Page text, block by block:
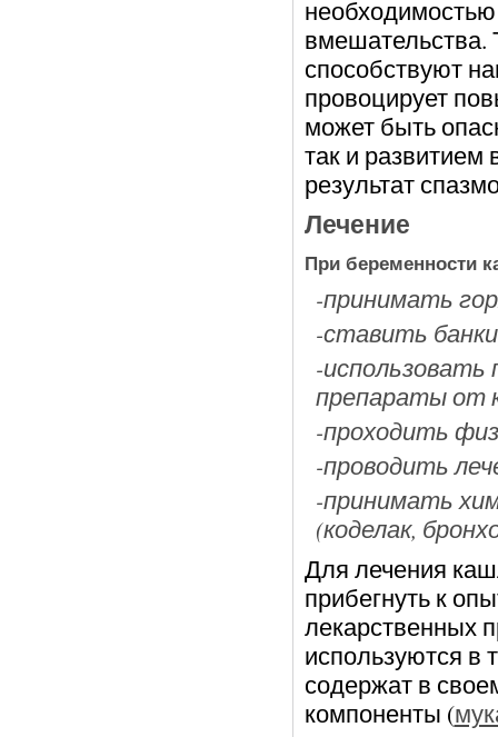
вмешательства.
способствуют
провоцирует
может быть
так и развитием
результат
Лечение
При беременности
-принимать
-ставить
-использовать
препараты от
-проходить
-проводить
-принимать
(коделак,
Для лечения
прибегнуть к
лекарственных
используются в
содержат в
компоненты (